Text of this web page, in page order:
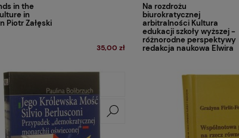
in the
in
Piotr Załęski
35,00 zł
Na rozdrożu
biurokratycznej
arbitralności Kultura
edukacji szkoły wyższej -
różnorodne perspektywy
redakcja naukowa Elwira
Anna Kienig [2015]